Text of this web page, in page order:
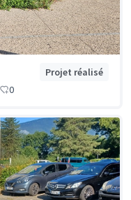
Projet réalisé
0